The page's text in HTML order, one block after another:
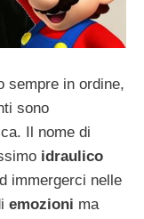
sempre in ordine,
sono
Il nome di
idraulico
immergerci nelle
emozioni ma